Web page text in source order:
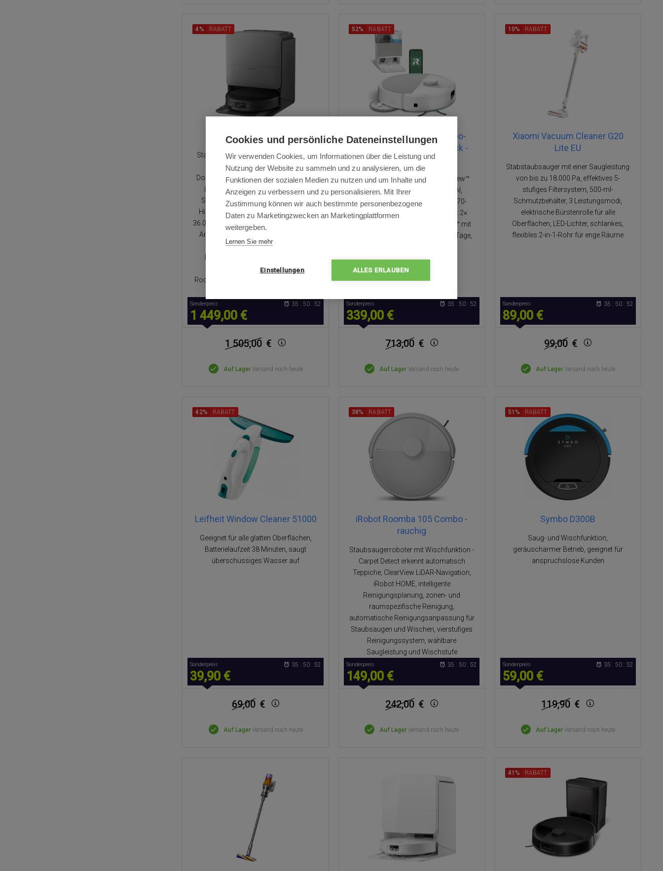
Roborock Saros 20
Staubsaugerroboter mit Wischmopp -
AdaptiLift Chassis 3.0 -
Doppelschichtschwellen bis zu 8,8 cm
(4,5 + 4,3 cm), 3D ToF Navigation
StarSight 2.0 - erkennt mehr als 300
Hindernisse, Duale Rotationsmopps,
36.000 Pa HyperForce Saugkraft, Duales
Anti-Tangle-System - 0% Verheddern,
FlexiArm - 100% Ecken- und
Räumen ab 7,95 cm (6,5 Zoll),
RockDock Selbstentleerungsstation mit
4% RABATT
Sonderpreis
1 449,00 €
35 : 50 : 51
1 505,00 €
Auf Lager Versand noch heute
Roomba® Plus 505 Combo-
Roboter + AutoWash™ Dock -
weiß
Saug- und Wischroboter - ClearView™
Pro LiDAR + PrecisionVision™ AI,
PerfectEdge® 4-Stufen-System, 70-
fache Saugkraft, SmartScrub mit 2×
effektiverem Wischen, AutoWash™ mit
beheizter Trocknung für bis zu 75 Tage,
52% RABATT
Sonderpreis
339,00 €
35 : 50 : 51
713,00 €
Auf Lager Versand noch heute
Xiaomi Vacuum Cleaner G20
Lite EU
Stabstaubsauger mit einer Saugleistung
von bis zu 18.000 Pa, effektives 5-
stufiges Filtersystem, 500-ml-
Schmutzbehälter, 3 Leistungsmodi,
elektrische Bürstenrolle für alle
Oberflächen, LED-Lichter, schlankes,
flexibles 2-in-1-Rohr für enge Räume
10% RABATT
Sonderpreis
89,00 €
35 : 50 : 51
99,00 €
Auf Lager Versand noch heute
Leifheit Window Cleaner 51000
Geeignet für alle glatten Oberflächen,
Batterielaufzeit 38 Minuten, saugt
überschüssiges Wasser auf
42% RABATT
Sonderpreis
39,90 €
35 : 50 : 51
69,00 €
Auf Lager Versand noch heute
iRobot Roomba 105 Combo -
rauchig
Staubsaugerroboter mit Wischfunktion -
Carpet Detect erkennt automatisch
Teppiche, ClearView LiDAR-Navigation,
iRobot HOME, intelligente
Reinigungsplanung, zonen- und
raumspezifische Reinigung,
automatische Reinigungsanpassung für
Staubsaugen und Wischen, vierstufiges
Reinigungssystem, wählbare
Saugleistung und Wischstufe
38% RABATT
Sonderpreis
149,00 €
35 : 50 : 51
242,00 €
Auf Lager Versand noch heute
Symbo D300B
Saug- und Wischfunktion,
geräuscharmer Betrieb, geeignet für
anspruchslose Kunden
51% RABATT
Sonderpreis
59,00 €
35 : 50 : 51
119,90 €
Auf Lager Versand noch heute
41% RABATT
Cookies und persönliche Dateneinstellungen
Wir verwenden Cookies, um Informationen über die Leistung und
Nutzung der Website zu sammeln und zu analysieren, um die
Funktionen der sozialen Medien zu nutzen und um Inhalte und
Anzeigen zu verbessern und zu personalisieren. Mit Ihrer
Zustimmung können wir auch bestimmte personenbezogene
Daten zu Marketingzwecken an Marketingplattformen
weitergeben.
Lernen Sie mehr
Einstellungen ALLES ERLAUBEN